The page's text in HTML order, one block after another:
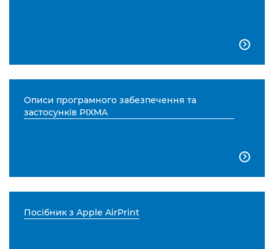

Описи програмного забезпечення та
застосунків PIXMA

Посібник з Apple AirPrint